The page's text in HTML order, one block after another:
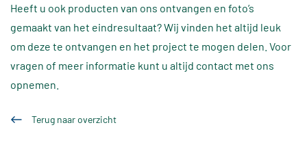
Heeft u ook producten van ons ontvangen en foto’s
gemaakt van het eindresultaat? Wij vinden het altijd leuk
om deze te ontvangen en het project te mogen delen. Voor
vragen of meer informatie kunt u altijd contact met ons
opnemen.
Terug naar overzicht